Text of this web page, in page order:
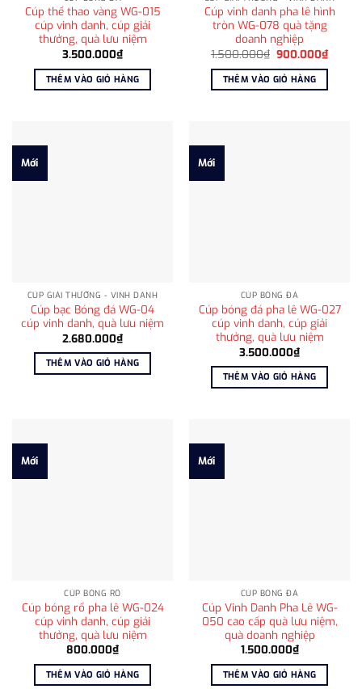
Cúp thể thao vàng WG-015
cúp vinh danh, cúp giải
thưởng, quà lưu niệm
3.500.000₫
THÊM VÀO GIỎ HÀNG
Cúp vinh danh pha lê hình
tròn WG-078 quà tặng
doanh nghiệp
1.500.000₫ Giá
là:
1.500.000₫.
900.000₫Giá
hiện
THÊM VÀO GIỎ HÀNG
Mới
CÚP GIẢI THƯỞNG - VINH DANH
Cúp bạc Bóng đá WG-04
cúp vinh danh, quà lưu niệm
2.680.000₫
THÊM VÀO GIỎ HÀNG
Mới
CÚP BÓNG ĐÁ
Cúp bóng đá pha lê WG-027
cúp vinh danh, cúp giải
thưởng, quà lưu niệm
3.500.000₫
THÊM VÀO GIỎ HÀNG
Mới
CÚP BÓNG RỔ
Cúp bóng rổ pha lê WG-024
cúp vinh danh, cúp giải
thưởng, quà lưu niệm
800.000₫
THÊM VÀO GIỎ HÀNG
Mới
CÚP BÓNG ĐÁ
Cúp Vinh Danh Pha Lê WG-
050 cao cấp quà lưu niệm,
quà doanh nghiệp
1.500.000₫
THÊM VÀO GIỎ HÀNG